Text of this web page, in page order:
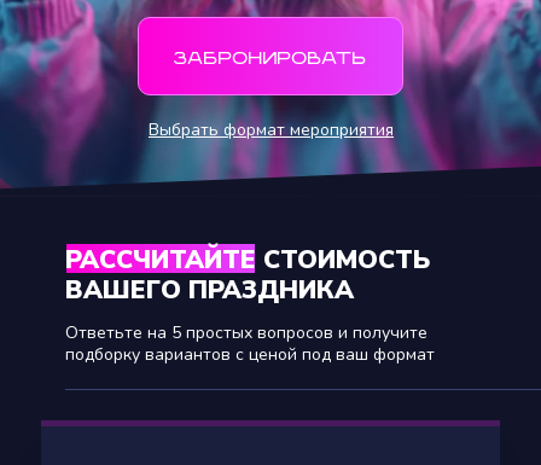
ЗАБРОНИРОВАТЬ
Выбрать формат мероприятия
РАССЧИТАЙТЕ СТОИМОСТЬ
ВАШЕГО ПРАЗДНИКА
Ответьте на 5 простых вопросов и получите
подборку вариантов с ценой под ваш формат